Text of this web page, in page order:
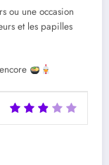
ou une occasion
et les papilles